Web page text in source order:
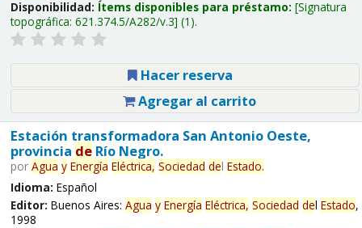
Disponibilidad: Ítems disponibles para préstamo: Signatura
topográfica: 621.374.5/A282/v.3 (1).
Hacer reserva
Agregar al carrito
Estación transformadora San Antonio Oeste,
provincia deRío Negro.
por Agua y Energía Eléctrica, Sociedad del Estado.
Idioma: Español
Editor: Buenos Aires: Agua y Energía Eléctrica, Sociedad del Estado,
1998